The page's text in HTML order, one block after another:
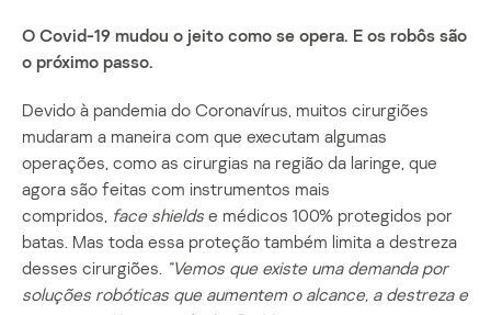
O Covid-19 mudou o jeito como se opera. E os robôs são
o próximo passo.
Devido à pandemia do Coronavírus, muitos cirurgiões
mudaram a maneira com que executam algumas
operações, como as cirurgias na região da laringe, que
agora são feitas com instrumentos mais
compridos, face shields e médicos 100% protegidos por
batas. Mas toda essa proteção também limita a destreza
desses cirurgiões. “Vemos que existe uma demanda por
soluções robóticas que aumentem o alcance, a destreza e